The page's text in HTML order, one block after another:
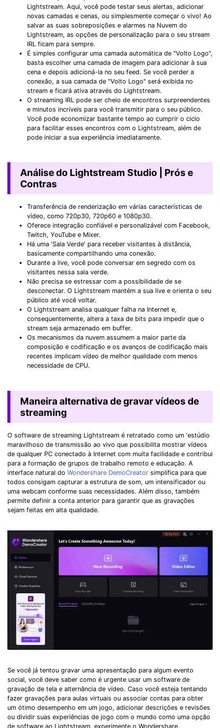
Lightstream. Aqui, você pode testar seus alertas, adicionar
novas camadas e cenas, ou simplesmente começar o vivo! Ao
salvar as suas sobreposições e alarmes na Nuvem do
Lightstream, as opções de personalização para o seu stream
IRL ficam para sempre.
É simples configurar uma camada automática de "Volto Logo",
basta escolher uma camada de imagem para adicionar à sua
cena e depois adicioná-la no seu feed. Se você perder a
conexão, a sua camada de "Volto Logo" será exibida no
stream e ficará ativa através do Lightstream.
O streaming IRL pode ser cheio de encontros surpreendentes
e minutos incríveis para você transmitir para o seu público.
Você pode economizar bastante tempo ao cumprir o ciclo
para facilitar esses encontros com o Lightstream, além de
pode iniciar a sua experiência imediatamente.
Análise do Lightstream Studio | Prós e
Contras
Transferência de renderização em várias características de
vídeo, como 720p30, 720p60 e 1080p30.
Oferece integração confiável e personalizável com Facebook,
Twitch, YouTube e Mixer.
Há uma 'Sala Verde' para receber visitantes à distância,
basicamente compartilhando uma conexão.
Durante a live, você pode conversar em segredo com os
visitantes nessa sala verde.
Não precisa se estressar com a possibilidade de se
desconectar. O Lightstream mantém a sua live e orienta o seu
público até você voltar.
O Lightstream analisa qualquer falha na Internet e,
consequentemente, altera a taxa de bits para impedir que o
stream seja armazenado em buffer.
Os mecanismos da nuvem assumem a maior parte da
composição e codificação e os avanços de codificação mais
recentes implicam vídeo de melhor qualidade com menos
necessidade de CPU.
Maneira alternativa de gravar vídeos de
streaming
O software de streaming Lightstream é retratado como um 'estúdio
maravilhoso de transmissão ao vivo que possibilita mostrar vídeos
de qualquer PC conectado à Internet com muita facilidade e contribui
para a formação de grupos de trabalho remoto e educação. A
interface natural do Wondershare DemoCreator simplifica para que
todos consigam capturar a estrutura de som, um intensificador ou
uma webcam conforme suas necessidades. Além disso, também
permite definir a conta anterior para garantir que as gravações
sejam feitas em alta qualidade.
Se você já tentou gravar uma apresentação para algum evento
social, você deve saber como é urgente usar um software de
gravação de tela e alternância de vídeo. Caso você esteja tentando
fazer gravações para aulas virtuais ou associar contas para obter
um ótimo desempenho em um jogo, adicionar descrições e revisões
ou dividir suas experiências de jogo com o mundo como uma opção
de software ao Lightstream, experimente o Wondershare